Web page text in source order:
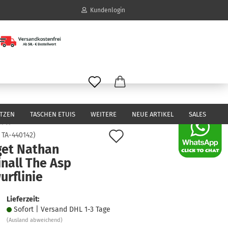
Kundenlogin
vergessen?
TASCHEN ETUIS NEUE ARTIKEL SALES
WEITERE
TA-440142)
Nathan
The Asp
Lieferzeit:
Sofort | Versand DHL 1-3 Tage
(Ausland abweichend)